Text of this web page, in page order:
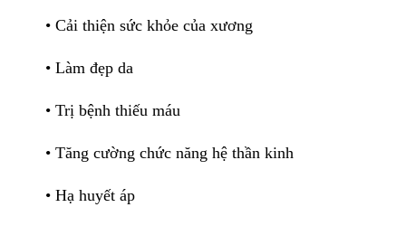
• Cải thiện sức khỏe của xương
• Làm đẹp da
• Trị bệnh thiếu máu
• Tăng cường chức năng hệ thần kinh
• Hạ huyết áp